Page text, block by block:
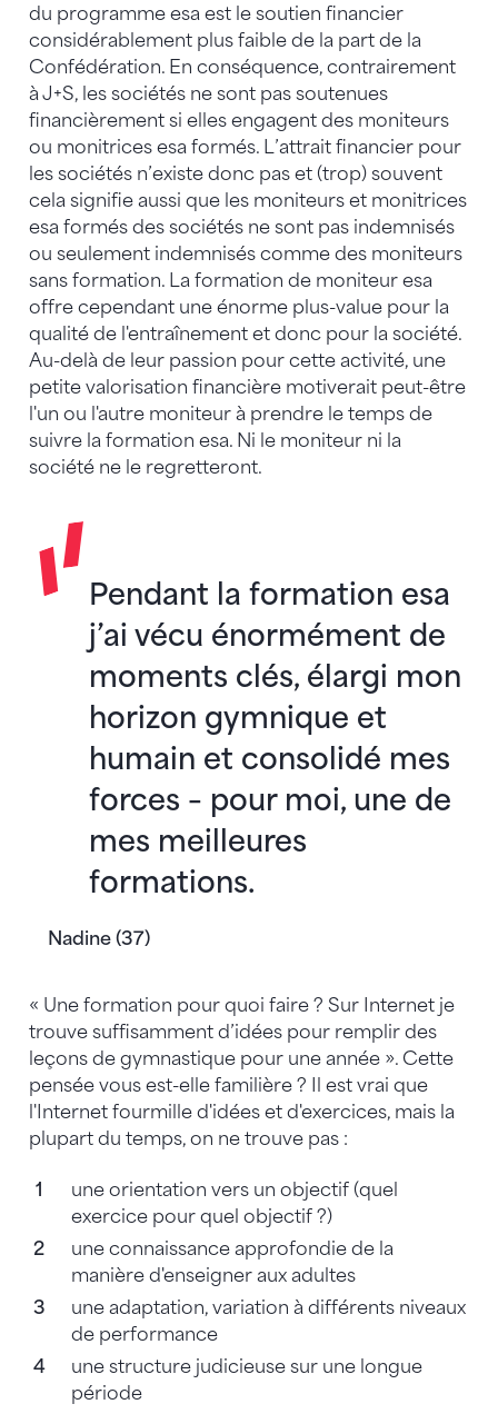
du programme esa est le soutien financier
considérablement plus faible de la part de la
Confédération. En conséquence, contrairement
à J+S, les sociétés ne sont pas soutenues
financièrement si elles engagent des moniteurs
ou monitrices esa formés. L’attrait financier pour
les sociétés n’existe donc pas et (trop) souvent
cela signifie aussi que les moniteurs et monitrices
esa formés des sociétés ne sont pas indemnisés
ou seulement indemnisés comme des moniteurs
sans formation. La formation de moniteur esa
offre cependant une énorme plus-value pour la
qualité de l'entraînement et donc pour la société.
Au-delà de leur passion pour cette activité, une
petite valorisation financière motiverait peut-être
l'un ou l'autre moniteur à prendre le temps de
suivre la formation esa. Ni le moniteur ni la
société ne le regretteront.
Nadine (37)
Pendant la formation esa
j’ai vécu énormément de
moments clés, élargi mon
horizon gymnique et
humain et consolidé mes
forces – pour moi, une de
mes meilleures
formations.
« Une formation pour quoi faire ? Sur Internet je
trouve suffisamment d’idées pour remplir des
leçons de gymnastique pour une année ». Cette
pensée vous est-elle familière ? Il est vrai que
l'Internet fourmille d'idées et d'exercices, mais la
plupart du temps, on ne trouve pas :
une orientation vers un objectif (quel
exercice pour quel objectif ?)
une connaissance approfondie de la
manière d'enseigner aux adultes
une adaptation, variation à différents niveaux
de performance
une structure judicieuse sur une longue
période